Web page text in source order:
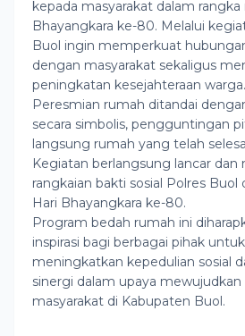
kepada masyarakat dalam
Bhayangkara ke-80. Melalui
Buol ingin memperkuat
dengan masyarakat sekaligus
peningkatan kesejahteraan warga.
Peresmian rumah ditandai
secara simbolis, pengguntingan
langsung rumah yang telah
Kegiatan berlangsung lancar dan
rangkaian bakti sosial Polres
Hari Bhayangkara ke-80.
Program bedah rumah ini
inspirasi bagi berbagai pihak
meningkatkan kepedulian sosial
sinergi dalam upaya mewujudkan
masyarakat di Kabupaten Buol.